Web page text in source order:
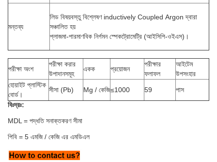
মন্তব্য
লিড বিষয়বস্তু বিশ্লেষণ inductively Coupled Argon দ্বারা
সঞ্চালিত হয়
প্লাজমা-পারমাণবিক নির্গমন স্পেকট্রোমেট্রি (আইসিপি-ওইএস)।
পরীক্ষা অংশ
পরীক্ষা করার
উপাদানসমূহ
একক প্রয়োজন
পরীক্ষার
ফলাফল
আইটেম
উপসংহার
হোয়াইট প্লাস্টিক
বোর্ড।
সীসা (Pb) Mg / কেজি≤1000 59
পাস
বিঃদ্রঃ:
MDL = পদ্ধতি সনাক্তকরণ সীমা
পিবি = 5 এমজি / কেজি এর এমডিএল